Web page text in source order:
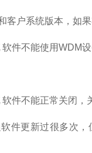
户系统版本，如果
软件不能使用WDM
软件不能正常关闭，
件更新过很多次